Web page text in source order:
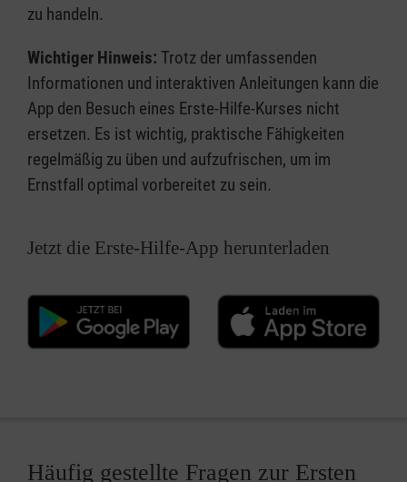
zu handeln.
Wichtiger Hinweis: Trotz der umfassenden
Informationen und interaktiven Anleitungen kann die
App den Besuch eines Erste-Hilfe-Kurses nicht
ersetzen. Es ist wichtig, praktische Fähigkeiten
regelmäßig zu üben und aufzufrischen, um im
Ernstfall optimal vorbereitet zu sein.
Jetzt die Erste-Hilfe-App herunterladen
Häufig gestellte Fragen zur Ersten